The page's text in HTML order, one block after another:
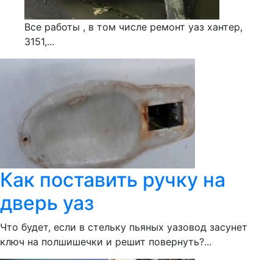
Все работы , в том числе ремонт уаз хантер,
3151,...
Как поставить ручку на
дверь уаз
Что будет, если в стельку пьяных уазовод засунет
ключ на полшишечки и решит повернуть?...